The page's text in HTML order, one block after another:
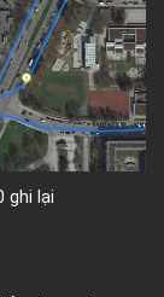
ghi lại